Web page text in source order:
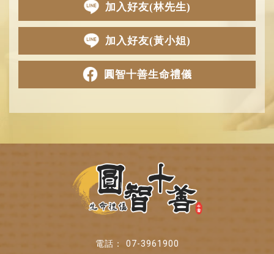
加入好友(林先生)
加入好友(黃小姐)
圓智十善生命禮儀
07-3961900